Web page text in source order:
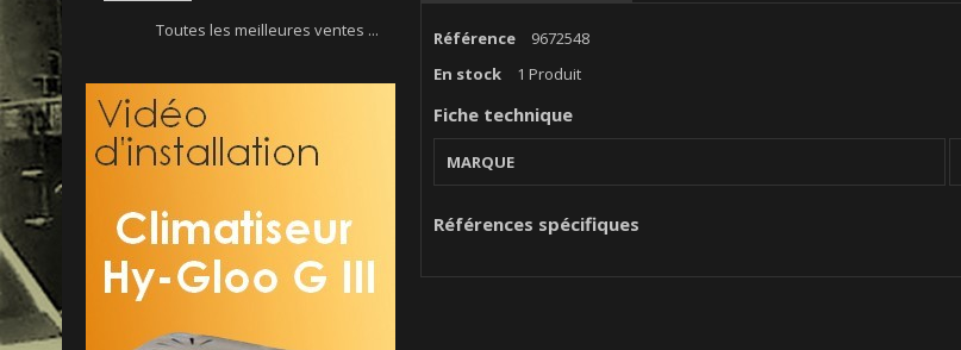
Toutes les meilleures ventes ... Référence
9672548
En stock
1 Produit
Fiche technique
MARQUE
Références spécifiques